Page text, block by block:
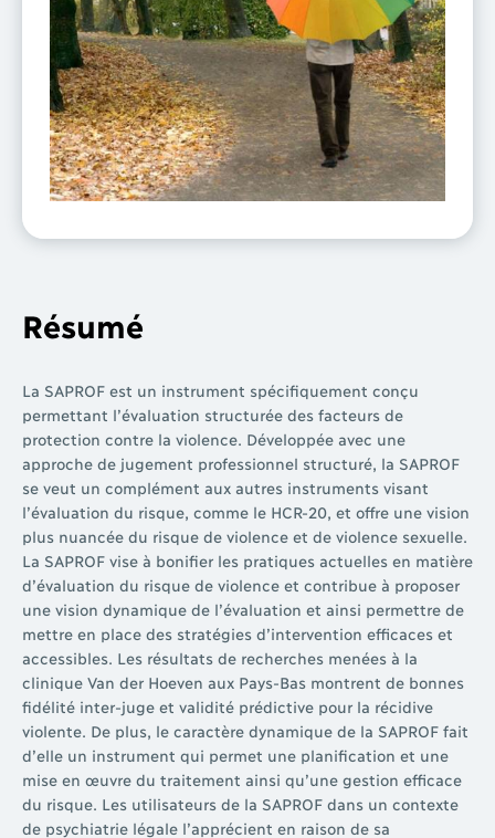
Résumé
La SAPROF est un instrument spécifiquement conçu
permettant l’évaluation structurée des facteurs de
protection contre la violence. Développée avec une
approche de jugement professionnel structuré, la SAPROF
se veut un complément aux autres instruments visant
l’évaluation du risque, comme le HCR-20, et offre une vision
plus nuancée du risque de violence et de violence sexuelle.
La SAPROF vise à bonifier les pratiques actuelles en matière
d’évaluation du risque de violence et contribue à proposer
une vision dynamique de l’évaluation et ainsi permettre de
mettre en place des stratégies d’intervention efficaces et
accessibles. Les résultats de recherches menées à la
clinique Van der Hoeven aux Pays-Bas montrent de bonnes
fidélité inter-juge et validité prédictive pour la récidive
violente. De plus, le caractère dynamique de la SAPROF fait
d’elle un instrument qui permet une planification et une
mise en œuvre du traitement ainsi qu’une gestion efficace
du risque. Les utilisateurs de la SAPROF dans un contexte
de psychiatrie légale l’apprécient en raison de sa